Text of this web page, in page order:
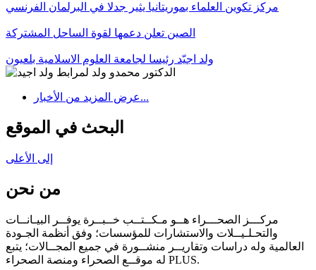
مركز تكوين العلماء بموريتانيا يثير جدلا في البرلمان الفرنسي
الصين تعلن دعمها لقوة الساحل المشتركة
ولد اجيّد رئيسا لجامعة العلوم الاسلامية بلعيون
عرض المزيد من الأخبار...
البحث في الموقع
إلى الأعلى
من نحن
مركـــز الصحـــراء هــو مـكــتــب خــبــرة يوفــر البيـانــات
والتحـلـيــلات والاستشارات للمؤسسات؛ وفق أنظمة الجـودة
العالمية وله دراسات وتقاريــر منشــورة في جميع المجــالات؛ يتبع
له موقــع الصحراء ومنصة الصحراء PLUS.